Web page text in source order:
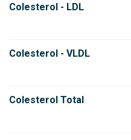
Colesterol - LDL
Colesterol - VLDL
Colesterol Total